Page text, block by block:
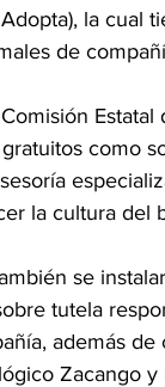
la cual
de
como
la cultura del
se
tutela
además
Zacango